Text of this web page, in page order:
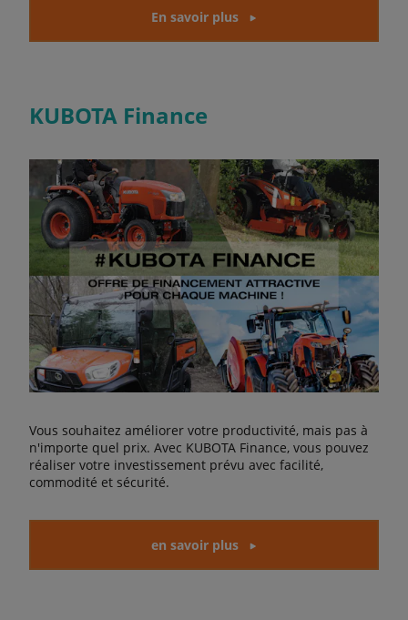
En savoir plus
KUBOTA Finance
Vous souhaitez améliorer votre productivité, mais pas à
n'importe quel prix. Avec KUBOTA Finance, vous pouvez
réaliser votre investissement prévu avec facilité,
commodité et sécurité.
en savoir plus